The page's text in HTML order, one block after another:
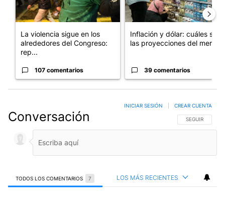
La violencia sigue en los
alrededores del Congreso:
rep...
107 comentarios
Inflación y dólar: cuáles son
las proyecciones del merc...
39 comentarios
Conversación SIGA ESTA
SEGUIR
INICIAR SESIÓN CREAR CUENTA
TODOS LOS COMENTARIOS 7 LOS MÁS RECIENTES